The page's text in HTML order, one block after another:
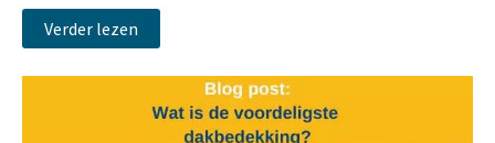
Verder lezen